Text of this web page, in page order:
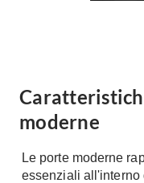
Soggiorno
Mobili Soggiorno
Librerie
Vetrine
moderne
Le porte moderne
essenziali all'interno